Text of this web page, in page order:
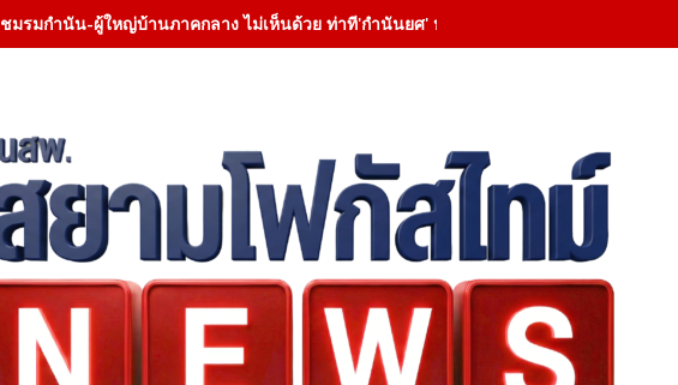
ชมรมกำนัน-ผู้ใหญ่บ้านภาคกลาง ไม่เห็นด้วย ท่าที'กำนันยศ' หนุนดำรงตำแหน่ง 5 ปี ไม่เห็นด้วย